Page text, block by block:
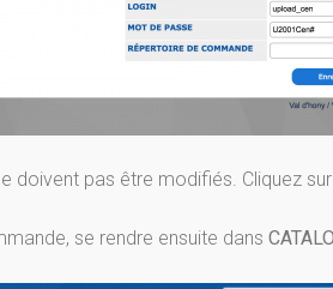
doivent pas être modifiés. Cliquez
se rendre ensuite dans